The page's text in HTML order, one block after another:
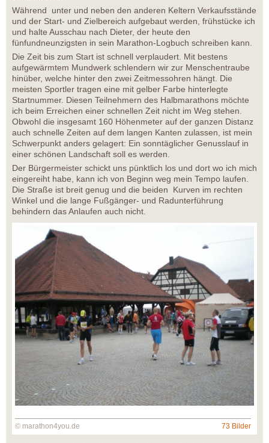
Während unter und neben den anderen Keltern Verkaufsstände
und der Start- und Zielbereich aufgebaut werden, frühstücke ich
und halte Ausschau nach Dieter, der heute den
fünfundneunzigsten in sein Marathon-Logbuch schreiben kann.
Die Zeit bis zum Start ist schnell verplaudert. Mit bestens
aufgewärmtem Mundwerk schlendern wir zur Menschentraube
hinüber, welche hinter den zwei Zeitmessohren hängt. Die
meisten Sportler tragen eine mit gelber Farbe hinterlegte
Startnummer. Diesen Teilnehmern des Halbmarathons möchte
ich beim Erreichen einer schnellen Zeit nicht im Weg stehen.
Obwohl die insgesamt 160 Höhenmeter auf der ganzen Distanz
auch schnelle Zeiten auf dem langen Kanten zulassen, ist mein
Schwerpunkt anders gelagert: Ein sonntäglicher Genusslauf in
einer schönen Landschaft soll es werden.
Der Bürgermeister schickt uns pünktlich los und dort wo ich mich
eingereiht habe, kann ich von Beginn weg mein Tempo laufen.
Die Straße ist breit genug und die beiden Kurven im rechten
Winkel und die lange Fußgänger- und Radunterführung
behindern das Anlaufen auch nicht.
© marathon4you.de 73 Bilder